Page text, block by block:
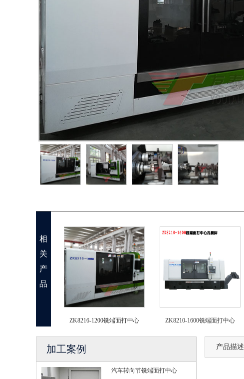
相
关
产
品
ZK8216-1200铣端面打中心 ZK8210-1600铣端面打中心
加工案例
汽车转向节铣端面打中心
产品描述